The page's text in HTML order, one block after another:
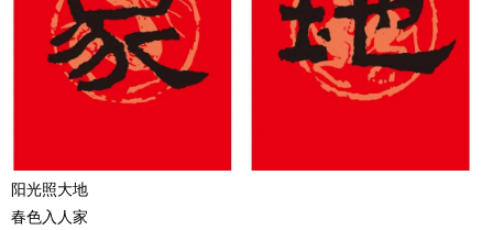
阳光照大地
春色入人家